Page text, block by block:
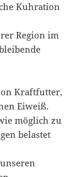
Kuhration
Region im
Kraftfutter,
Eiweiß.
möglich zu
belastet